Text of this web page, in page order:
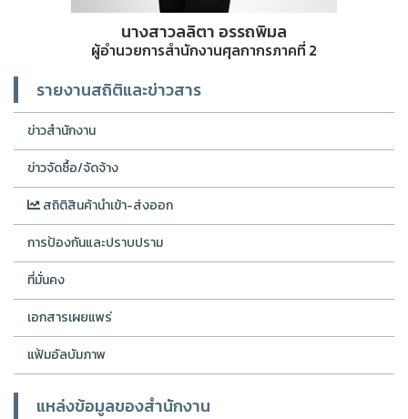
นางสาวลลิตา อรรถพิมล
ผู้อำนวยการสำนักงานศุลกากรภาคที่ 2
รายงานสถิติและข่าวสาร
ข่าวสำนักงาน
ข่าวจัดซื้อ/จัดจ้าง
สถิติสินค้านำเข้า-ส่งออก
การป้องกันและปราบปราม
ที่มั่นคง
เอกสารเผยแพร่
แฟ้มอัลบัมภาพ
แหล่งข้อมูลของสำนักงาน